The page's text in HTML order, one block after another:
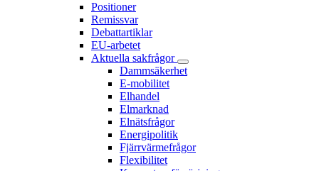
Positioner
Remissvar
Debattartiklar
EU-arbetet
Aktuella sakfrågor
Dammsäkerhet
E-mobilitet
Elhandel
Elmarknad
Elnätsfrågor
Energipolitik
Fjärrvärmefrågor
Flexibilitet